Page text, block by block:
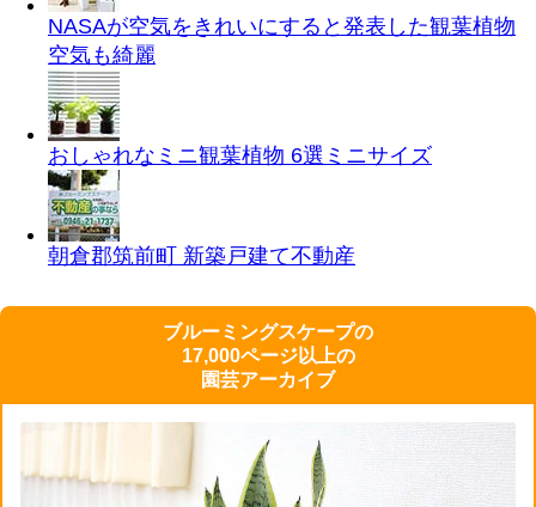
NASAが空気をきれいにすると発表した観葉植物
空気も綺麗
おしゃれなミニ観葉植物 6選 ミニサイズ
朝倉郡筑前町 新築戸建て不動産
ブルーミングスケープの
17,000ページ以上の
園芸アーカイブ